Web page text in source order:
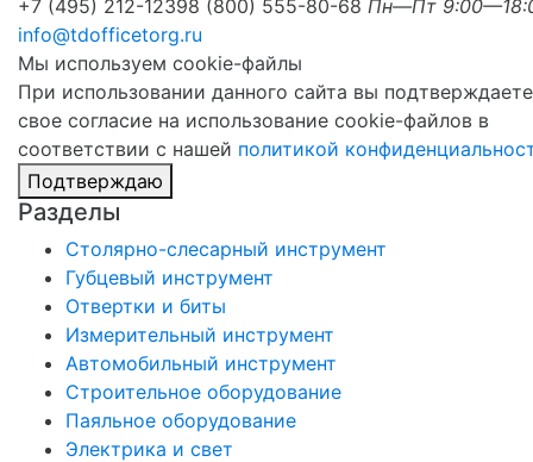
+7 (495) 212-12398 (800) 555-80-68 Пн—Пт
info@tdofficetorg.ru
Мы используем cookie-файлы
При использовании данного сайта вы подтверждаете
свое согласие на использование cookie-файлов в
соответствии с нашей политикой
Подтверждаю
Разделы
Столярно-слесарный инструмент
Губцевый инструмент
Отвертки и биты
Измерительный инструмент
Автомобильный инструмент
Строительное оборудование
Паяльное оборудование
Электрика и свет